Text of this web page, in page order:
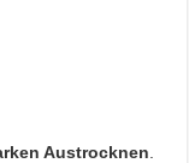
Austrocknen